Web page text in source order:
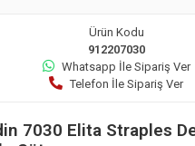
Ürün Kodu
912207030
Whatsapp İle Sipariş Ver
Telefon İle Sipariş Ver
7030 Elita Straples